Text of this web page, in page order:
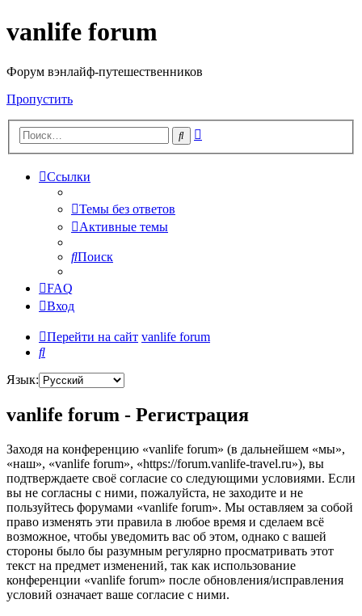
vanlife forum
Форум вэнлайф-путешественников
Пропустить
Поиск
Ссылки
Темы без ответов
Активные темы
Поиск
FAQ
Вход
Перейти на сайт vanlife forum
Поиск
Язык:
vanlife forum - Регистрация
Заходя на конференцию «vanlife forum» (в дальнейшем «мы»,
«наш», «vanlife forum», «https://forum.vanlife-travel.ru»), вы
подтверждаете своё согласие со следующими условиями. Если
вы не согласны с ними, пожалуйста, не заходите и не
пользуйтесь форумами «vanlife forum». Мы оставляем за собой
право изменять эти правила в любое время и сделаем всё
возможное, чтобы уведомить вас об этом, однако с вашей
стороны было бы разумным регулярно просматривать этот
текст на предмет изменений, так как использование
конференции «vanlife forum» после обновления/исправления
условий означает ваше согласие с ними.